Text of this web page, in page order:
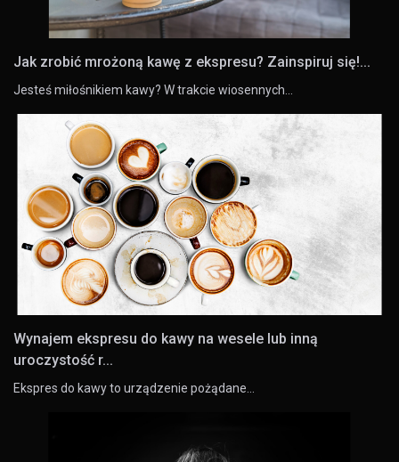
Jak zrobić mrożoną kawę z ekspresu? Zainspiruj się!...
Jesteś miłośnikiem kawy? W trakcie wiosennych…
Wynajem ekspresu do kawy na wesele lub inną
uroczystość r...
Ekspres do kawy to urządzenie pożądane…